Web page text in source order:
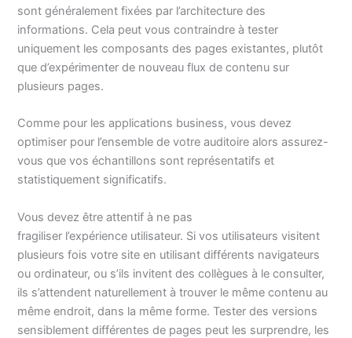
sont généralement fixées par l’architecture des
informations. Cela peut vous contraindre à tester
uniquement les composants des pages existantes, plutôt
que d’expérimenter de nouveau flux de contenu sur
plusieurs pages.
Comme pour les applications business, vous devez
optimiser pour l’ensemble de votre auditoire alors assurez-
vous que vos échantillons sont représentatifs et
statistiquement significatifs.
Vous devez être attentif à ne pas
fragiliser l’expérience utilisateur. Si vos utilisateurs visitent
plusieurs fois votre site en utilisant différents navigateurs
ou ordinateur, ou s’ils invitent des collègues à le consulter,
ils s’attendent naturellement à trouver le même contenu au
même endroit, dans la même forme. Tester des versions
sensiblement différentes de pages peut les surprendre, les